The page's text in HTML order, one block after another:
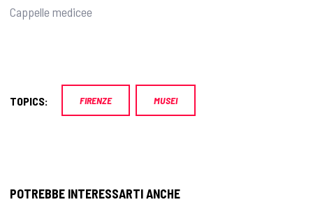
Cappelle medicee
TOPICS: FIRENZE MUSEI
POTREBBE INTERESSARTI ANCHE